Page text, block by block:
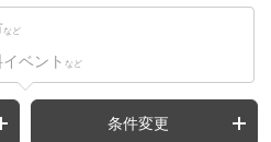
など
ベント など
条件変更